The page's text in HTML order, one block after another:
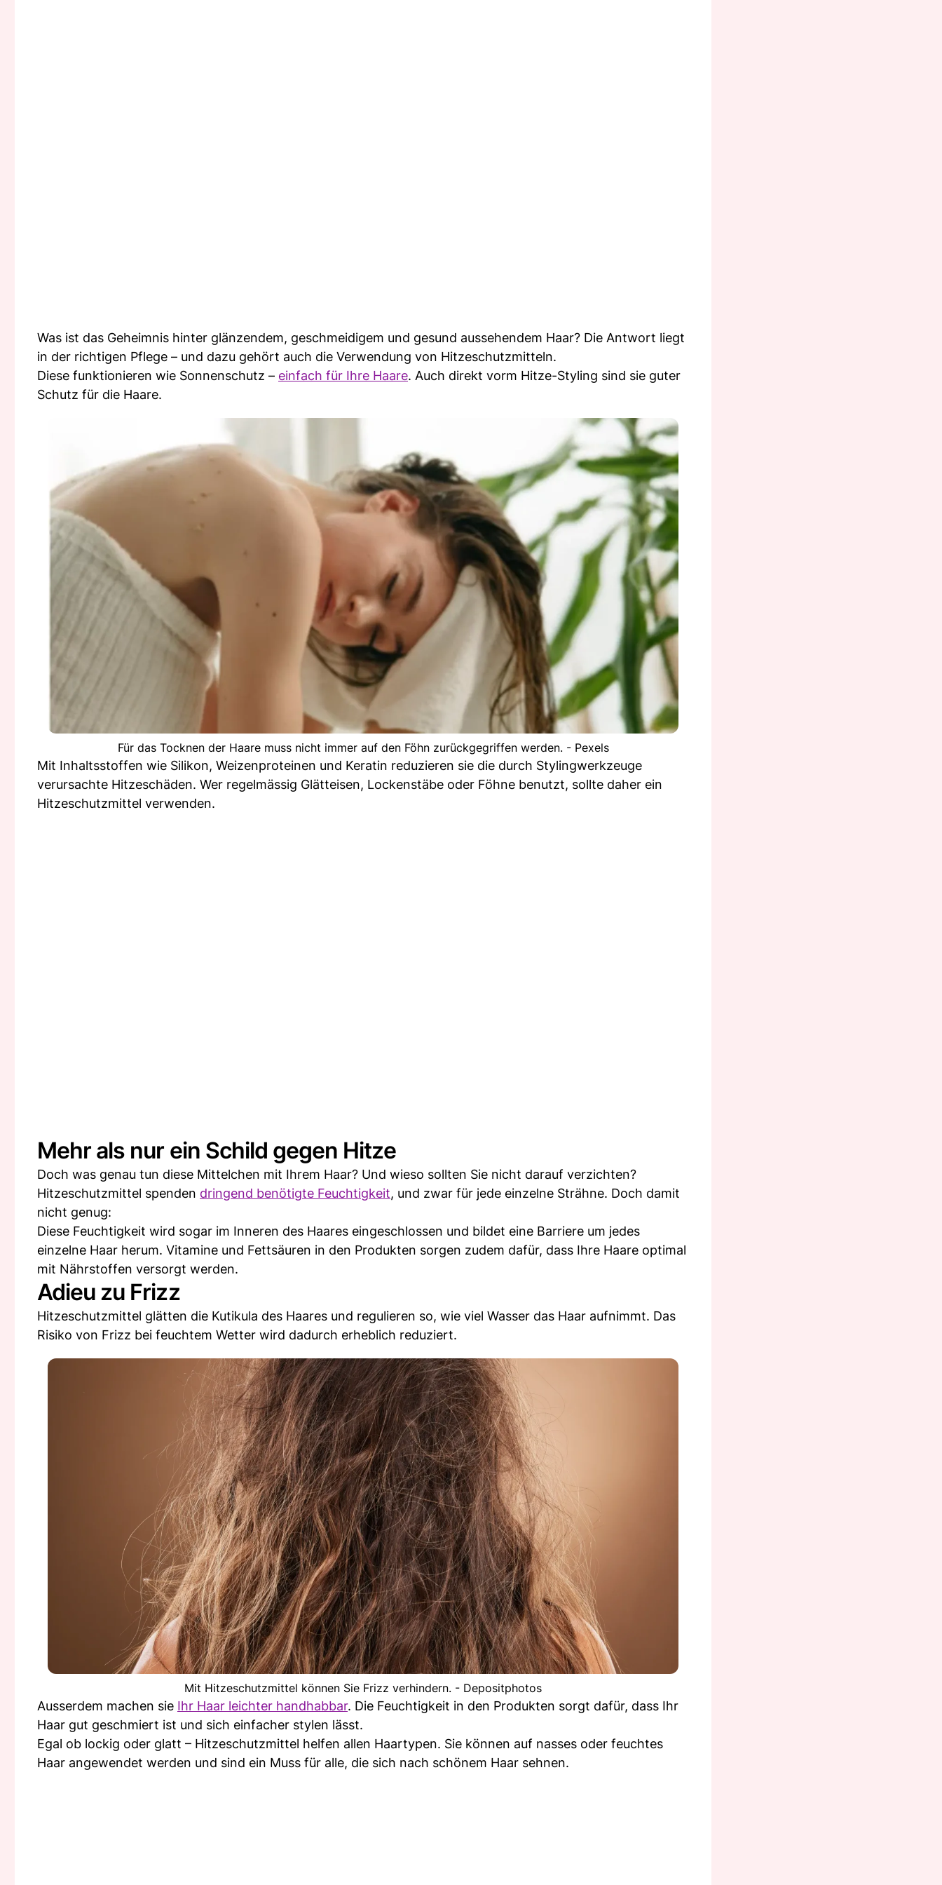
Was ist das Geheimnis hinter glänzendem, geschmeidigem und gesund aussehendem Haar? Die Antwort liegt
in der richtigen Pflege – und dazu gehört auch die Verwendung von Hitzeschutzmitteln.
Diese funktionieren wie Sonnenschutz – einfach für Ihre Haare. Auch direkt vorm Hitze-Styling sind sie guter
Schutz für die Haare.
Für das Tocknen der Haare muss nicht immer auf den Föhn zurückgegriffen werden. - Pexels
Mit Inhaltsstoffen wie Silikon, Weizenproteinen und Keratin reduzieren sie die durch Stylingwerkzeuge
verursachte Hitzeschäden. Wer regelmässig Glätteisen, Lockenstäbe oder Föhne benutzt, sollte daher ein
Hitzeschutzmittel verwenden.
Mehr als nur ein Schild gegen Hitze
Doch was genau tun diese Mittelchen mit Ihrem Haar? Und wieso sollten Sie nicht darauf verzichten?
Hitzeschutzmittel spenden dringend benötigte Feuchtigkeit, und zwar für jede einzelne Strähne. Doch damit
nicht genug:
Diese Feuchtigkeit wird sogar im Inneren des Haares eingeschlossen und bildet eine Barriere um jedes
einzelne Haar herum. Vitamine und Fettsäuren in den Produkten sorgen zudem dafür, dass Ihre Haare optimal
mit Nährstoffen versorgt werden.
Adieu zu Frizz
Hitzeschutzmittel glätten die Kutikula des Haares und regulieren so, wie viel Wasser das Haar aufnimmt. Das
Risiko von Frizz bei feuchtem Wetter wird dadurch erheblich reduziert.
Mit Hitzeschutzmittel können Sie Frizz verhindern. - Depositphotos
Ausserdem machen sie Ihr Haar leichter handhabbar. Die Feuchtigkeit in den Produkten sorgt dafür, dass Ihr
Haar gut geschmiert ist und sich einfacher stylen lässt.
Egal ob lockig oder glatt – Hitzeschutzmittel helfen allen Haartypen. Sie können auf nasses oder feuchtes
Haar angewendet werden und sind ein Muss für alle, die sich nach schönem Haar sehnen.